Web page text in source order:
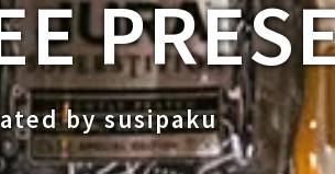
by susipaku